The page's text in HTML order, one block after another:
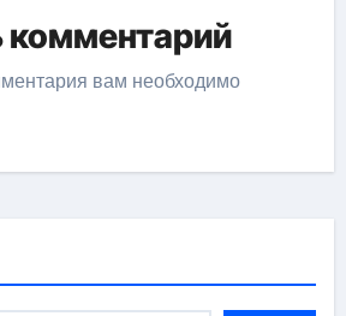
комментарий
вам необходимо